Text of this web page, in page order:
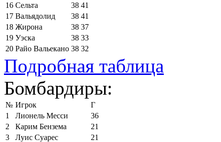
16 Сельта 38 41
17 Вальядолид 38 41
18 Жирона 38 37
19 Уэска 38 33
20 Райо Вальекано 38 32
Подробная таблица
Бомбардиры:
№ Игрок
Г
1
Лионель Месси
36
2
Карим Бензема
21
3
Луис Суарес
21